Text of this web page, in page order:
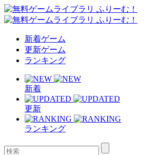
新着ゲーム
更新ゲーム
ランキング
新着
更新
ランキング